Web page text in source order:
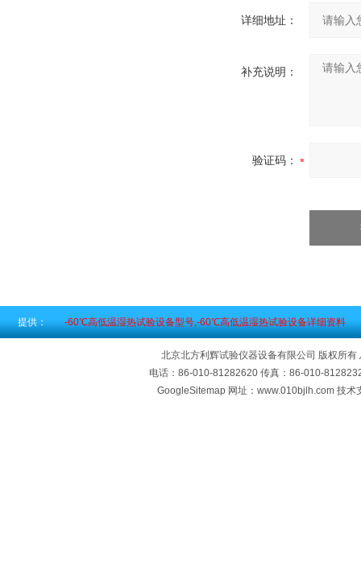
详细地址：
补充说明：
验证码：
提供： -60℃高低温湿热试验设备型号,-60℃高低温湿热试验设备详细资料
北京北方利辉试验仪器设备有限公司 版权所有
电话：86-010-81282620 传真：86-010-
GoogleSitemap 网址：www.010bjlh.com 技